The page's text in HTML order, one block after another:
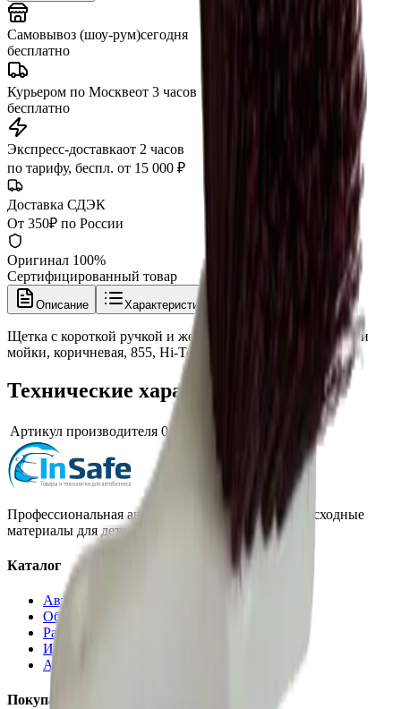
Самовывоз (шоу-рум)сегодня
бесплатно
Курьером по Москвеот 3 часов
бесплатно
Экспресс-доставкаот 2 часов
по тарифу, беспл. от 15 000 ₽
Доставка СДЭК
От 350₽ по России
Оригинал 100%
Сертифицированный товар
Описание Характеристики
Щетка с короткой ручкой и жесткой щетиной для чистки и
мойки, коричневая, 855, Hi-Tech
Технические характеристики
Артикул производителя 016881
Профессиональная автохимия, оборудование и расходные
материалы для детейлинга.
Каталог
Автохимия
Оборудование
Расходные материалы
Инструменты
Аксессуары
Покупателям